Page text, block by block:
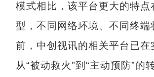
模式相比，该平台更大的特
型，不同网络环境、不同终
前，中创视讯的相关平台已
从“被动救火”到“主动预防”